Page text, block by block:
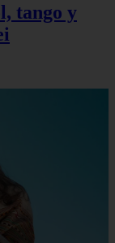
tango y